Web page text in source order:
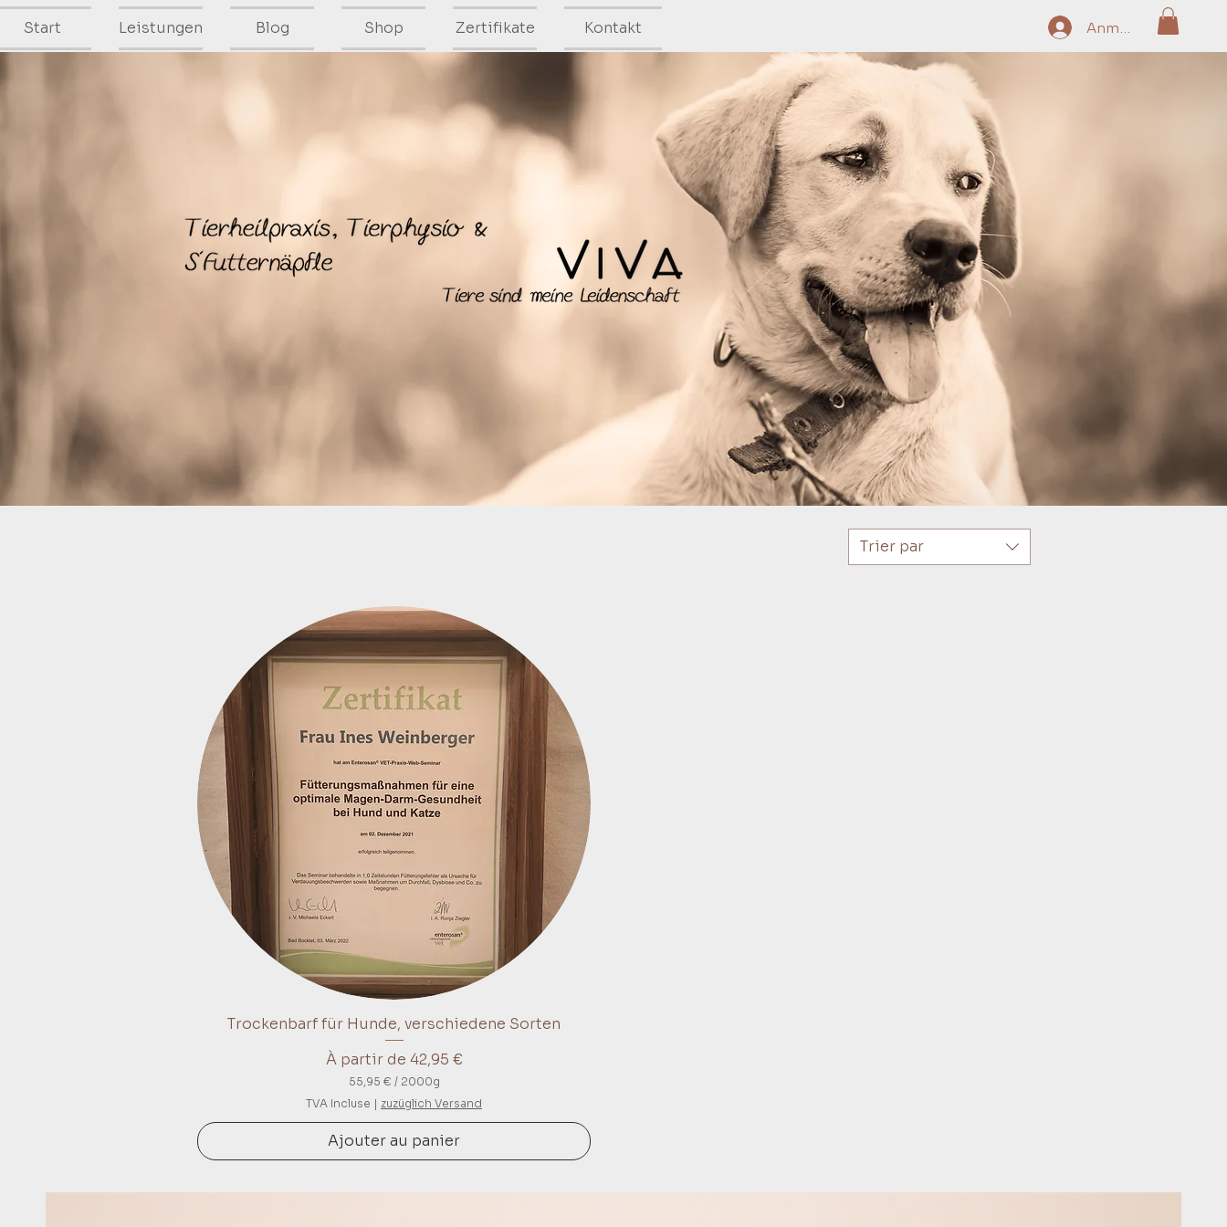
Anmelden
Start Leistungen Blog Shop Zertifikate Kontakt
Trier par
Aperçu rapide
Trockenbarf für Hunde, verschiedene Sorten
À partir de 42,95 €
Prix promotionnel
55,95 € / 2000g
5
,
9
TVA Incluse | zuzüglich Versand
Ajouter au panier